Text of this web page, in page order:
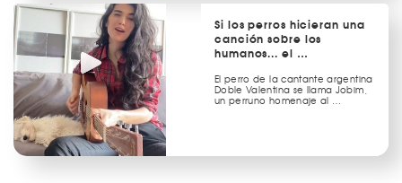
Si los perros hicieran una
canción sobre los
humanos... el …
El perro de la cantante argentina
Doble Valentina se llama Jobim,
un perruno homenaje al …